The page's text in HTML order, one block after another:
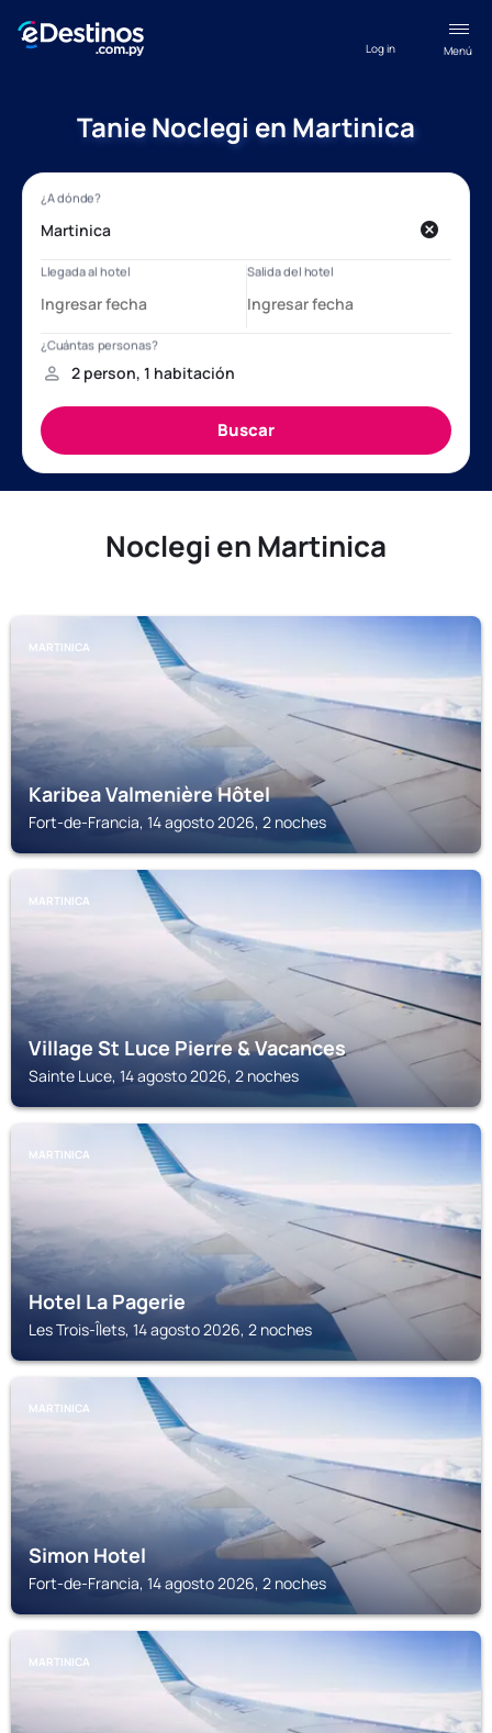
Menú
Log in
Tanie Noclegi en Martinica
Noclegi en Martinica
MARTINICA
Karibea Valmenière Hôtel
Fort-de-Francia, 14 agosto 2026, 2 noches
MARTINICA
Village St Luce Pierre & Vacances
Sainte Luce, 14 agosto 2026, 2 noches
MARTINICA
Hotel La Pagerie
Les Trois-Îlets, 14 agosto 2026, 2 noches
MARTINICA
Simon Hotel
Fort-de-Francia, 14 agosto 2026, 2 noches
MARTINICA